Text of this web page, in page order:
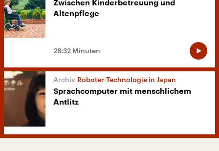
Zwischen Kinderbetreuung und
Altenpflege
28:32 Minuten
Roboter-Technologie in Japan
Sprachcomputer mit menschlichem
Antlitz